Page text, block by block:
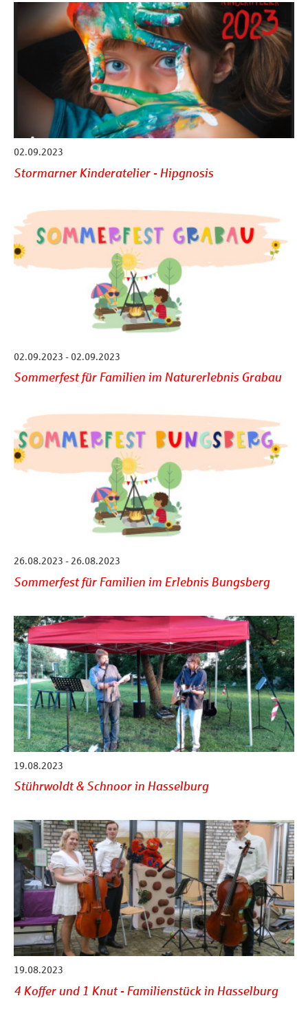
02.09.2023
Stormarner Kinderatelier - Hipgnosis
02.09.2023 - 02.09.2023
Sommerfest für Familien im Naturerlebnis Grabau
26.08.2023 - 26.08.2023
Sommerfest für Familien im Erlebnis Bungsberg
19.08.2023
Stührwoldt & Schnoor in Hasselburg
19.08.2023
4 Koffer und 1 Knut - Familienstück in Hasselburg